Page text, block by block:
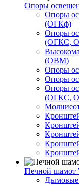
Опоры
Опоры
(ОГКф)
Опоры
(ОГКС,
(ОВМ)
Опоры
Опоры
Опоры
(ОГКС,
Печной шамот
Дымовые